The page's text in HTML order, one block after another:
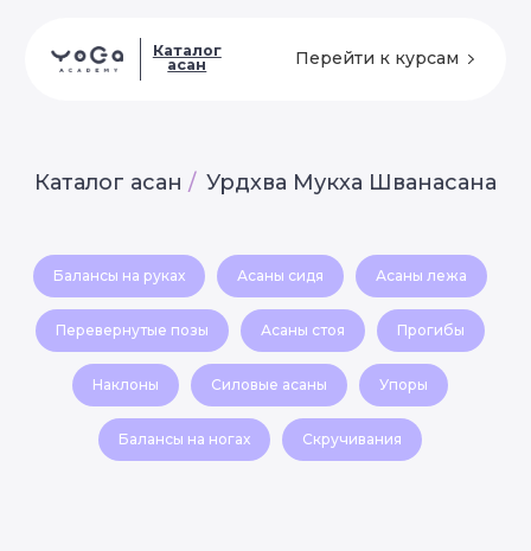
Каталог
Каталог асан / Урдхва Мукха Шванасана
Балансы на руках Асаны сидя Асаны лежа
Перевернутые позы Асаны стоя Прогибы
Наклоны Силовые асаны Упоры
Балансы на ногах Скручивания